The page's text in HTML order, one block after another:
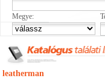
Megye:
leatherman